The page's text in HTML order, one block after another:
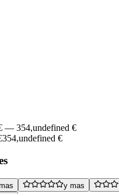
— 354,undefined €
354,undefined €
y mas